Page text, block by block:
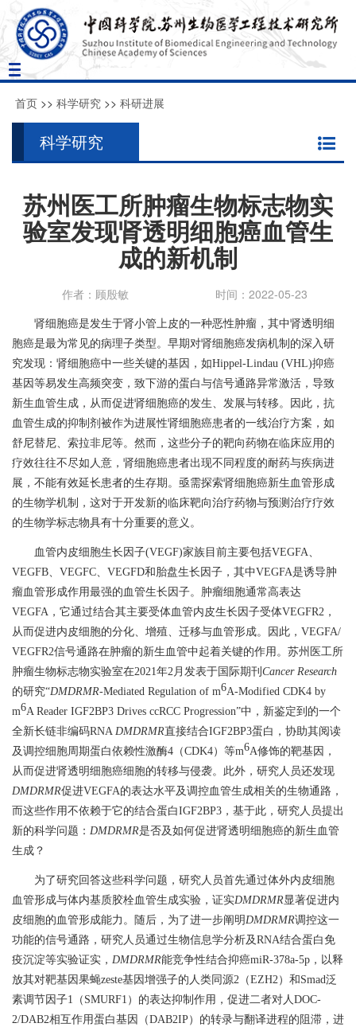
Toggle
navigation
首页 >> 科学研究 >> 科研进展
科学研究
苏州医工所肿瘤生物标志物实
验室发现肾透明细胞癌血管生
成的新机制
作者：顾殷敏 时间：2022-05-23
肾细胞癌是发生于肾小管上皮的一种恶性肿瘤，其中肾透明细
胞癌是最为常见的病理子类型。早期对肾细胞癌发病机制的深入研
究发现：肾细胞癌中一些关键的基因，如Hippel-Lindau (VHL)抑癌
基因等易发生高频突变，致下游的蛋白与信号通路异常激活，导致
新生血管生成，从而促进肾细胞癌的发生、发展与转移。因此，抗
血管生成的抑制剂被作为进展性肾细胞癌患者的一线治疗方案，如
舒尼替尼、索拉非尼等。 然而，这些分子的靶向药物在临床应用的
疗效往往不尽如人意， 肾细胞癌患者出现不同程度的耐药与疾病进
展，不能有效延长患者的生存期。亟需探索肾细胞癌新生血管形成
的生物学机制，这对于开发新的临床靶向治疗药物与预测治疗疗效
的生物学标志物具有十分重要的意义。
血管内皮细胞生长因子(VEGF)家族目前主要包括VEGFA
VEGFB
VEGFC VEGFD和胎盘生长因子，其中VEGFA是诱导肿
瘤血管形成作用最强的血管生长因子。肿瘤细胞通常高表达
VEGFA ，它通过结合其主要受体血管内皮生长因子受体VEGFR2 ，
从而促进内皮细胞的分化、增殖、迁移与血管形成。因此， VEGFA/
VEGFR2信号通路在肿瘤的新生血管中起着关键的作用。苏州医工所
肿瘤生物标志物实验室在2021 年2 月发表于国际期刊 Cancer Research
的研究“DMDRMR-Mediated Regulation of m6A-Modified CDK4 by
m6A Reader IGF2BP3 Drives ccRCC Progression”中，新鉴定到的一个
全新长链非编码RNA DMDRMR直接结合IGF2BP3蛋白，协助其阅读
及调控细胞周期蛋白依赖性激酶4 （CDK4） 等m6A修饰的靶基因，
从而促进肾透明细胞癌细胞的转移与侵袭。此外，研究人员还发现
DMDRMR促进VEGFA的表达水平及调控血管生成相关的生物通路，
而这些作用不依赖于它的结合蛋白IGF2BP3 ，基于此，研究人员提出
新的科学问题： DMDRMR是否及如何促进肾透明细胞癌的新生血管
生成？
为了研究回答这些科学问题，研究人员首先通过体外内皮细胞
血管形成与体内基质胶栓血管生成实验，证实DMDRMR显著促进内
皮细胞的血管形成能力。随后，为了进一步阐明 DMDRMR调控这一
功能的信号通路，研究人员通过生物信息学分析及RNA结合蛋白免
疫沉淀等实验证实， DMDRMR能竞争性结合抑癌miR-378a-5p ，以释
放其对靶基因果蝇zeste基因增强子的人类同源2 （EZH2 ）和 Smad泛
素调节因子1 （ SMURF1 ）的表达抑制作用，促进二者对人 DOC-
2/DAB2相互作用蛋白基因（DAB2IP）的转录与翻译进程的阻滞，进